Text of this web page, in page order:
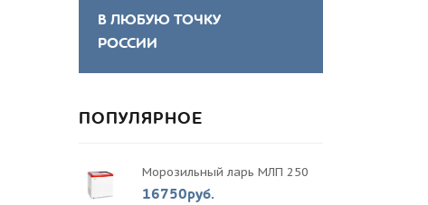
В ЛЮБУЮ ТОЧКУ
РОССИИ
ПОПУЛЯРНОЕ
Морозильный ларь МЛП 250
16750руб.